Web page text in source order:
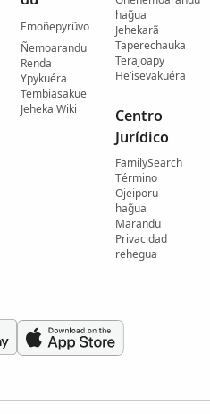
Emoñepyrũvo
Ñemoarandu
Renda
Ypykuéra
Tembiasakue
Jeheka Wiki
hag̃ua
Jehekarã
Taperechauka
Terajoapy
He’isevakuéra
Centro
Jurídico
FamilySearch
Término
Ojeiporu
hag̃ua
Marandu
Privacidad
rehegua